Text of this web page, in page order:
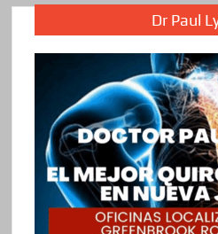
Dr Paul